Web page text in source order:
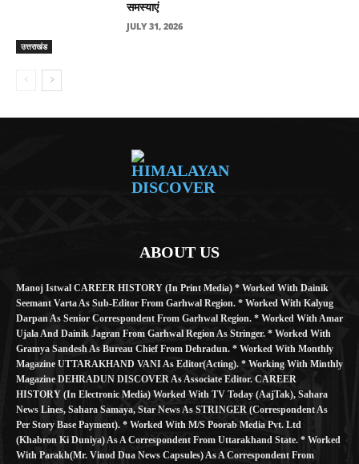
उत्तराखंड
समस्याएं
JULY 31, 2026
ABOUT US
Manoj Istwal CAREER HISTORY (in Print Media) * Worked With Dainik
Seemant Varta As Sub-Editor From Garhwal Region. * Worked With Kalyug
Darpan As Senior Correspondent From Garhwal Region. * Worked With Amar
Ujala And Dainik Jagran From Garhwal Region As Stringer. * Worked With
Gramya Sandesh As Bureau Chief From Dehradun. * Worked With Monthly
Magazine UTTARAKHAND VANI As Editor(Acting). * Working With Minthly
Magazine DEHRADUN DISCOVER As Associate Editor. CAREER
HISTORY (in Electronic Media) Worked With TV Today (AajTak), Sahara
News Lines, Sahara Samaya, Star News As STRINGER (Correspondent As
Per Story Base Payment). * Worked With M/S Poorab Media Pvt. Ltd
(Khabron Ki Duniya) As A Correspondent From Uttarakhand State. * Worked
With Parakh(Mr. Vinod Dua News Capsules) As A Correspondent From